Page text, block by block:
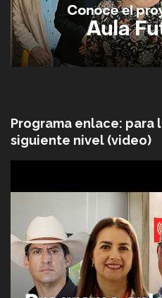
Programa enlace: para
siguiente nivel (video)